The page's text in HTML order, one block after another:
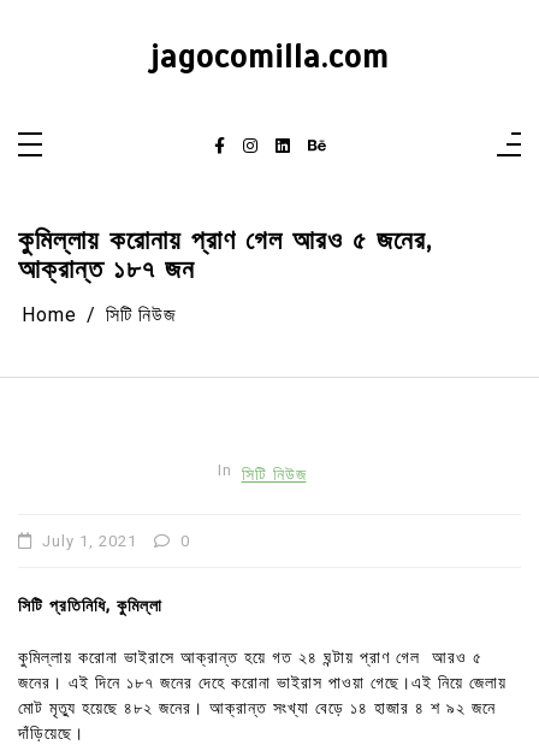
jagocomilla.com
কুমিল্লায় করোনায় প্রাণ গেল আরও ৫ জনের,
আক্রান্ত ১৮৭ জন
Home সিটি নিউজ
In সিটি নিউজ
July 1, 2021 0
সিটি প্রতিনিধি, কুমিল্লা
কুমিল্লায় করোনা ভাইরাসে আক্রান্ত হয়ে গত ২৪ ঘন্টায় প্রাণ গেল আরও ৫
জনের। এই দিনে ১৮৭ জনের দেহে করোনা ভাইরাস পাওয়া গেছে।এই নিয়ে জেলায়
মোট মৃত্যু হয়েছে ৪৮২ জনের। আক্রান্ত সংখ্যা বেড়ে ১৪ হাজার ৪ শ ৯২ জনে
দাঁড়িয়েছে।